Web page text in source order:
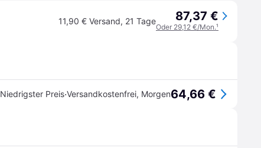
11,90 € Versand, 21 Tage 87,37 €
Oder 29,12 €/Mon.¹
Niedrigster Preis·Versandkostenfrei, Morgen64,66 €